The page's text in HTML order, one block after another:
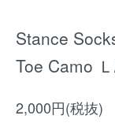
Stance
Toe Camo
2,000円(税抜)